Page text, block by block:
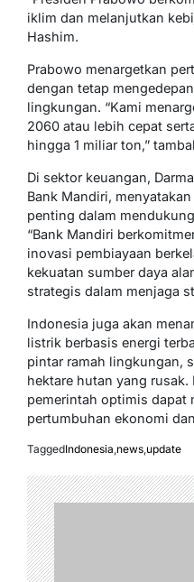
iklim dan melanjutkan
Hashim.
Prabowo menargetkan
dengan tetap
lingkungan. “Kami
2060 atau lebih cepat
hingga 1 miliar ton,”
Di sektor keuangan,
Bank Mandiri,
penting dalam
“Bank Mandiri
inovasi pembiayaan
kekuatan sumber daya
strategis dalam menjaga
Indonesia juga akan
listrik berbasis energi
pintar ramah lingkungan,
hektare hutan yang rusak.
pemerintah optimis dapat
pertumbuhan ekonomi
TaggedIndonesia news update